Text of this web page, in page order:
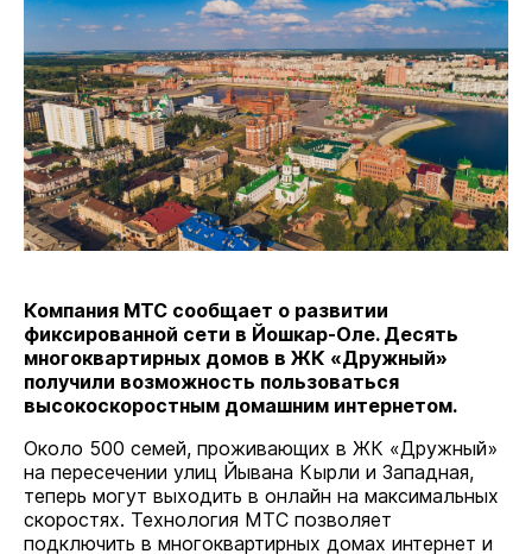
Компания МТС сообщает о развитии
фиксированной сети в Йошкар-Оле. Десять
многоквартирных домов в ЖК «Дружный»
получили возможность пользоваться
высокоскоростным домашним интернетом.
Около 500 семей, проживающих в ЖК «Дружный»
на пересечении улиц Йывана Кырли и Западная,
теперь могут выходить в онлайн на максимальных
скоростях. Технология МТС позволяет
подключить в многоквартирных домах интернет и